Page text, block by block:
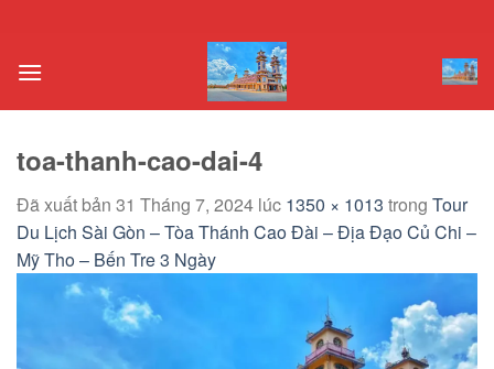
nội
toa-thanh-cao-dai-4
Đã xuất bản 31 Tháng 7, 2024 lúc 1350 × 1013 trong Tour
Du Lịch Sài Gòn – Tòa Thánh Cao Đài – Địa Đạo Củ Chi –
Mỹ Tho – Bến Tre 3 Ngày